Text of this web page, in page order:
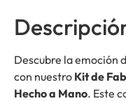
Descubre la emoción
con nuestro Kit de
Hecho a Mano. Este